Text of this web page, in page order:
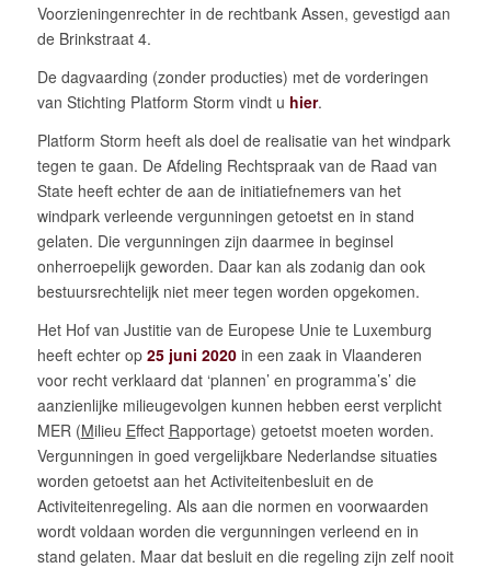
Voorzieningenrechter in de rechtbank Assen, gevestigd aan
de Brinkstraat 4.
De dagvaarding (zonder producties) met de vorderingen
van Stichting Platform Storm vindt u hier.
Platform Storm heeft als doel de realisatie van het windpark
tegen te gaan. De Afdeling Rechtspraak van de Raad van
State heeft echter de aan de initiatiefnemers van het
windpark verleende vergunningen getoetst en in stand
gelaten. Die vergunningen zijn daarmee in beginsel
onherroepelijk geworden. Daar kan als zodanig dan ook
bestuursrechtelijk niet meer tegen worden opgekomen.
Het Hof van Justitie van de Europese Unie te Luxemburg
heeft echter op 25 juni 2020in een zaak in Vlaanderen
voor recht verklaard dat ‘plannen’ en programma’s’ die
aanzienlijke milieugevolgen kunnen hebben eerst verplicht
MER (Milieu Effect Rapportage) getoetst moeten worden.
Vergunningen in goed vergelijkbare Nederlandse situaties
worden getoetst aan het Activiteitenbesluit en de
Activiteitenregeling. Als aan die normen en voorwaarden
wordt voldaan worden die vergunningen verleend en in
stand gelaten. Maar dat besluit en die regeling zijn zelf nooit